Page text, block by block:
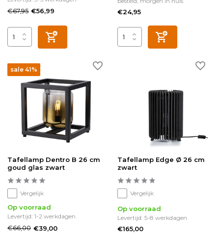
€67,95 €56,99 €24,95
sale 41%
Tafellamp Dentro B 26 cm
goud glas zwart
Vergelijk
Op voorraad
Levertijd: 1-2 werkdagen
€66,00 €39,00
Tafellamp Edge Ø 26 cm
zwart
Vergelijk
Op voorraad
Levertijd: 5-8 werkdagen
€165,00